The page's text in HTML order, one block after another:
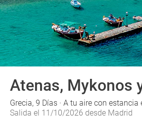
Atenas, Mykonos
Grecia, 9 Días · A tu aire con estancia
Salida el 11/10/2026 desde Madrid